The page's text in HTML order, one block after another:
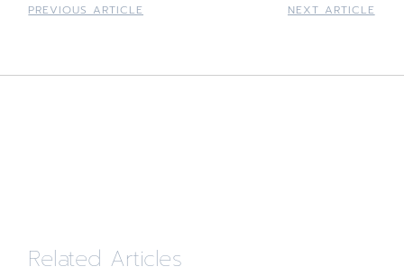
PREVIOUS ARTICLE NEXT ARTICLE
Related Articles